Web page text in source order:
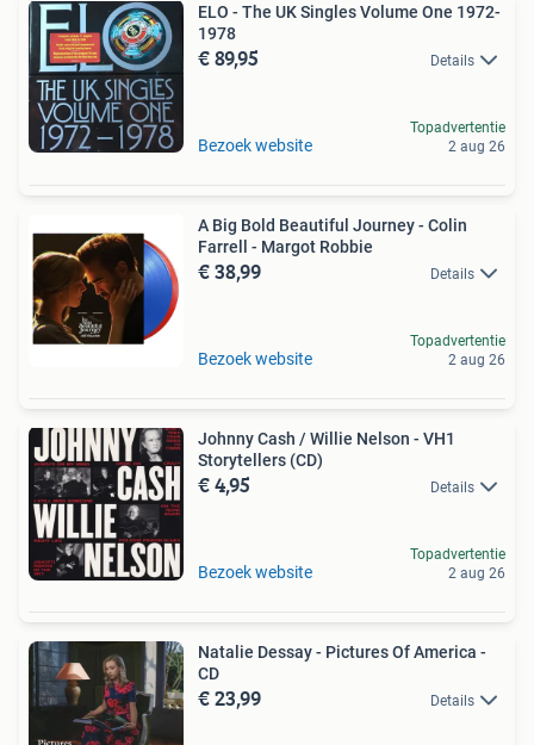
ELO - The UK Singles Volume One 1972-
1978
€ 89,95 Details
Bezoek website
Topadvertentie
2 aug 26
A Big Bold Beautiful Journey - Colin
Farrell - Margot Robbie
€ 38,99 Details
Bezoek website
Topadvertentie
2 aug 26
Johnny Cash / Willie Nelson - VH1
Storytellers (CD)
€ 4,95 Details
Bezoek website
Topadvertentie
2 aug 26
Natalie Dessay - Pictures Of America -
CD
€ 23,99 Details